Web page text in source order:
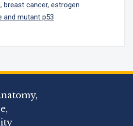
, breast cancer, estrogen
and mutant p53